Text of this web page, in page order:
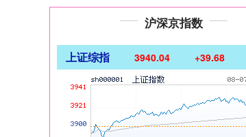
沪深京指数
上证综指 3940.04 +39.68